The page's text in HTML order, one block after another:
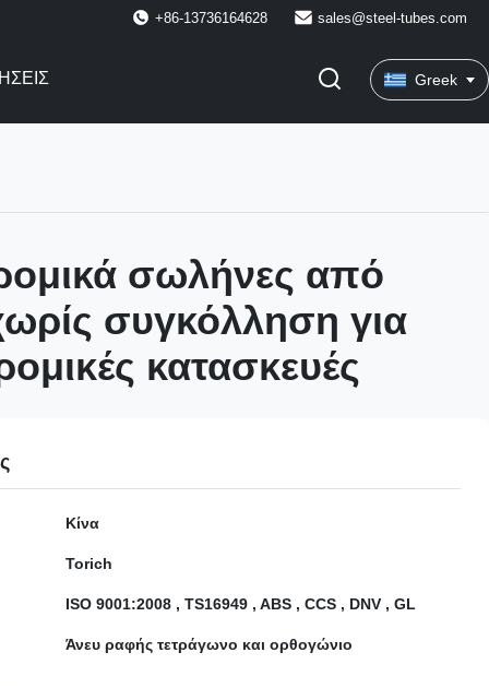
+86-13736164628 sales@steel-tubes.com
Greek
σωλήνες από
συγκόλληση για
κατασκευές
Κίνα
Torich
ISO 9001:2008 , TS16949 , ABS , CCS , DNV , GL
Άνευ ραφής τετράγωνο και ορθογώνιο